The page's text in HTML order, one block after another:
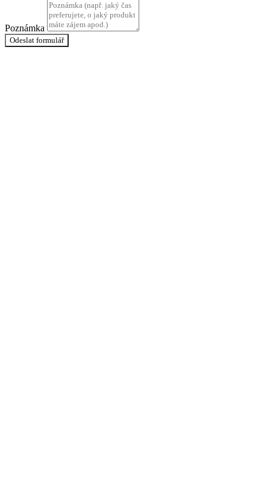
Poznámka
Odeslat formulář